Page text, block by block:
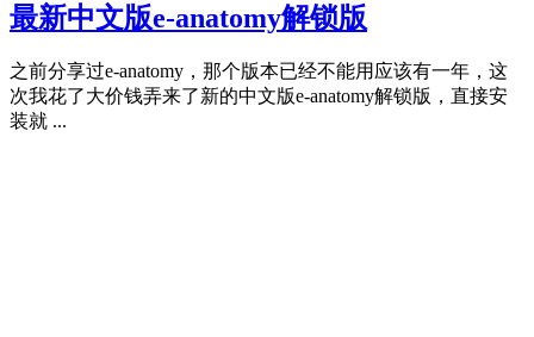
最新中文版e-anatomy解锁版
之前分享过e-anatomy，那个版本已经不能用应该有一年，这
次我花了大价钱弄来了新的中文版e-anatomy解锁版，直接安
装就 ...